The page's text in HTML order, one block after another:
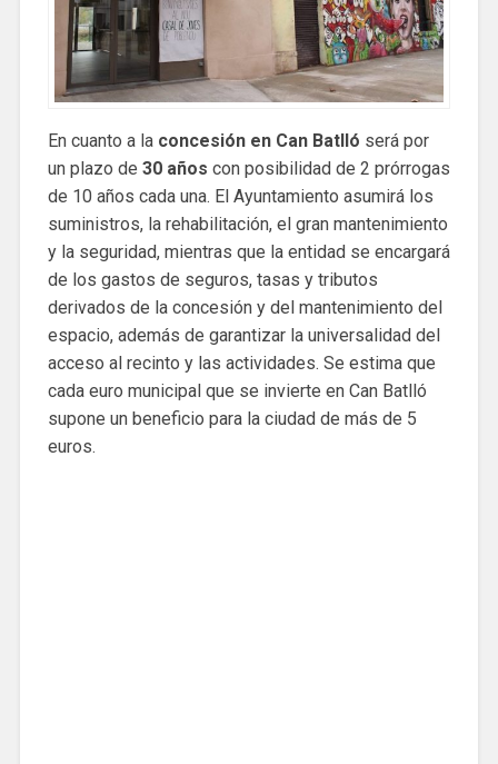
En cuanto a laconcesión en Can Batlló será por
un plazo de 30 años con posibilidad de 2 prórrogas
de 10 años cada una. El Ayuntamiento asumirá los
suministros, la rehabilitación, el gran mantenimiento
y la seguridad, mientras que la entidad se encargará
de los gastos de seguros, tasas y tributos
derivados de la concesión y del mantenimiento del
espacio, además de garantizar la universalidad del
acceso al recinto y las actividades. Se estima que
cada euro municipal que se invierte en Can Batlló
supone un beneficio para la ciudad de más de 5
euros.